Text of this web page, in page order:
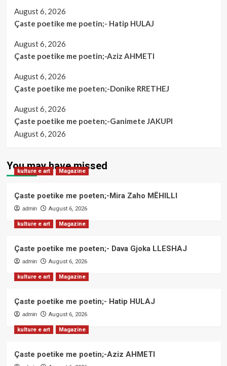
August 6, 2026
Çaste poetike me poetin;- Hatip HULAJ
August 6, 2026
Çaste poetike me poetin;-Aziz AHMETI
August 6, 2026
Çaste poetike me poeten;-Donike RRETHEJ
August 6, 2026
Çaste poetike me poeten;-Ganimete JAKUPI
August 6, 2026
You may have missed
kulture e art Magazine
Çaste poetike me poeten;-Mira Zaho MËHILLI
admin August 6, 2026
kulture e art Magazine
Çaste poetike me poeten;- Dava Gjoka LLESHAJ
admin August 6, 2026
kulture e art Magazine
Çaste poetike me poetin;- Hatip HULAJ
admin August 6, 2026
kulture e art Magazine
Çaste poetike me poetin;-Aziz AHMETI